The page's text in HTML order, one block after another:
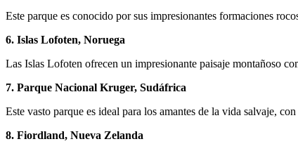
Este parque es conocido por sus impresionantes formaciones
6. Islas Lofoten, Noruega
Las Islas Lofoten ofrecen un impresionante paisaje montañoso
7. Parque Nacional Kruger, Sudáfrica
Este vasto parque es ideal para los amantes de la vida salvaje,
8. Fiordland, Nueva Zelanda